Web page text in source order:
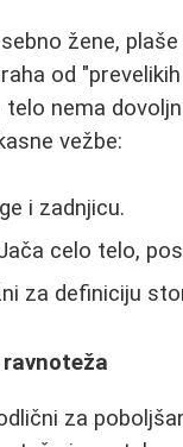
žene,
od
telo nema
vežbe:
i zadnjicu.
celo telo,
za definiciju
za